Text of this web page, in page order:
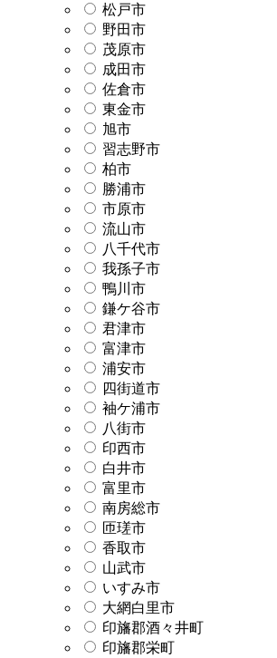
松戸市
野田市
茂原市
成田市
佐倉市
東金市
旭市
習志野市
柏市
勝浦市
市原市
流山市
八千代市
我孫子市
鴨川市
鎌ケ谷市
君津市
富津市
浦安市
四街道市
袖ケ浦市
八街市
印西市
白井市
富里市
南房総市
匝瑳市
香取市
山武市
いすみ市
大網白里市
印旛郡酒々井町
印旛郡栄町